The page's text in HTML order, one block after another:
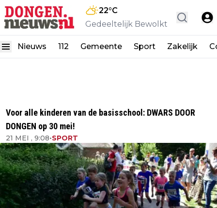
22°C
Gedeeltelijk Bewolkt
Nieuws 112 Gemeente Sport Zakelijk
Voor alle kinderen van de basisschool: DWARS DOOR
DONGEN op 30 mei!
21 MEI , 9:08•SPORT